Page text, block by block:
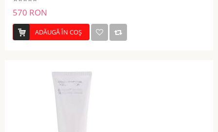
570 RON
ADĂUGĂ ÎN COŞ